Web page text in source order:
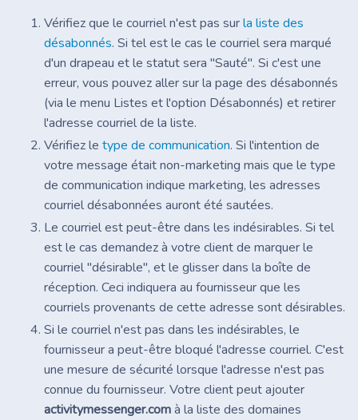
Vérifiez que le courriel n'est pas surla liste des
désabonnés. Si tel est le cas le courriel sera marqué
d'un drapeau et le statut sera "Sauté". Si c'est une
erreur, vous pouvez aller sur la page des désabonnés
(via le menu Listes et l'option Désabonnés) et retirer
l'adresse courriel de la liste.
Vérifiez le type de communication. Si l'intention de
votre message était non-marketing mais que le type
de communication indique marketing, les adresses
courriel désabonnées auront été sautées.
Le courriel est peut-être dans les indésirables. Si tel
est le cas demandez à votre client de marquer le
courriel "désirable", et le glisser dans la boîte de
réception. Ceci indiquera au fournisseur que les
courriels provenants de cette adresse sont désirables.
Si le courriel n'est pas dans les indésirables, le
fournisseur a peut-être bloqué l'adresse courriel. C'est
une mesure de sécurité lorsque l'adresse n'est pas
connue du fournisseur. Votre client peut ajouter
activitymessenger.comà la liste des domaines